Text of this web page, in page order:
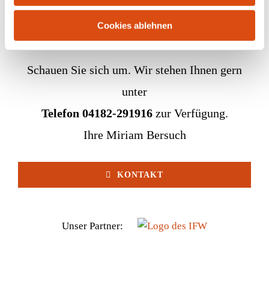
Cookies ablehnen
Kontakt Impressum Datenschutz Widerrufsrecht
Schauen Sie sich um. Wir stehen Ihnen gern
unter
Telefon 04182-291916zur Verfügung.
Ihre Miriam Bersuch
KONTAKT
Unser Partner: